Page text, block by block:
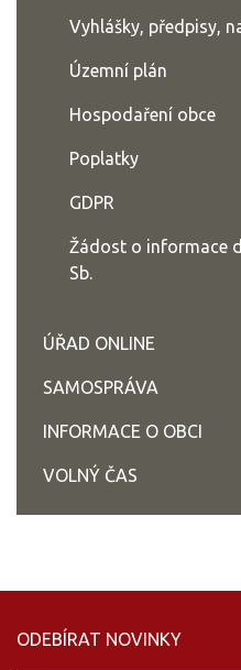
Vyhlášky, předpisy,
Územní plán
Hospodaření obce
Poplatky
GDPR
Žádost o informace
Sb.
ÚŘAD ONLINE
SAMOSPRÁVA
INFORMACE O OBCI
VOLNÝ ČAS
ODEBÍRAT NOVINKY